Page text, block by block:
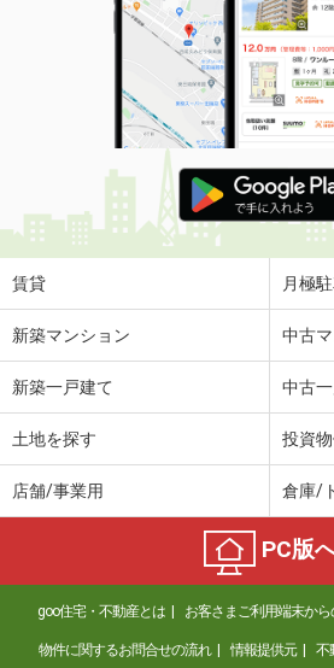
賃貸 月極
新築マンション 中古
新築一戸建て 中古
土地を探す 投資
店舗/事業用 倉庫/
PC版
goo住宅・不動産とは お客さまご利用端末か
物件に関するお問合せの流れ 情報提供元 不